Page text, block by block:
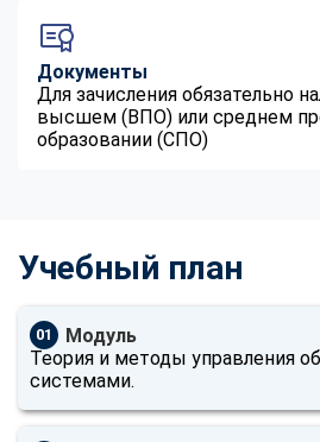
Документы
Для зачисления обязательно
высшем (ВПО) или среднем
образовании (СПО)
Учебный план
01
Модуль
Теория и методы управления
системами.